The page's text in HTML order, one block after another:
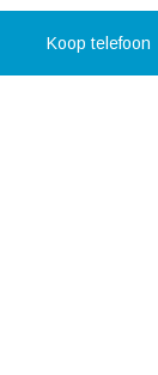
Koop telefoon